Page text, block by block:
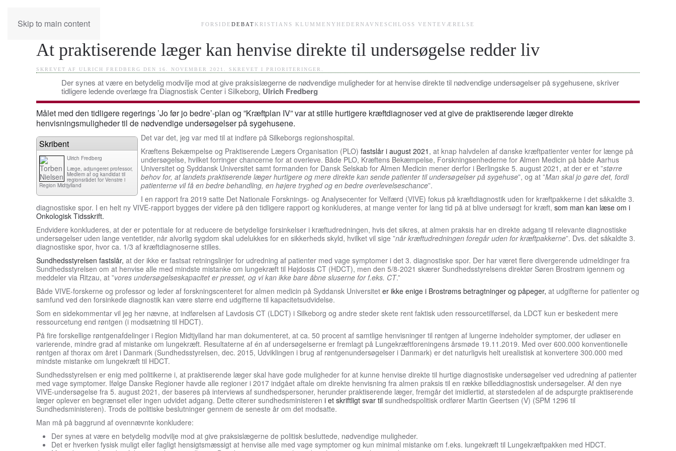
Skip to main content FORSIDE DEBAT KRISTIANS KLUMME NYHEDER NAVNE SCHLOSS VENTEVÆRELSE
At praktiserende læger kan henvise direkte til undersøgelse redder liv
SKREVET AF ULRICH FREDBERG DEN 16. NOVEMBER 2021 . SKREVET I PRIORITERINGER
Der synes at være en betydelig modvilje mod at give praksislægerne de nødvendige muligheder for at henvise direkte til nødvendige undersøgelser på sygehusene, skriver
tidligere ledende overlæge fra Diagnostisk Center i Silkeborg, Ulrich Fredberg
Målet med den tidligere regerings ’Jo før jo bedre’-plan og ”Kræftplan IV” var at stille hurtigere kræftdiagnoser ved at give de praktiserende læger direkte
henvisningsmuligheder til de nødvendige undersøgelser på sygehusene.
Skribent
Ulrich Fredberg
Læge, adjungeret professor,
Medlem af og kandidat til
regionsrådet for Venstre i
Region Midtjylland
Det var det, jeg var med til at indføre på Silkeborgs regionshospital.
Kræftens Bekæmpelse og Praktiserende Lægers Organisation (PLO) fastslår i august 2021 , at knap halvdelen af danske kræftpatienter venter for længe på
undersøgelse, hvilket forringer chancerne for at overleve. Både PLO, Kræftens Bekæmpelse, Forskningsenhederne for Almen Medicin på både Aarhus
Universitet og Syddansk Universitet samt formanden for Dansk Selskab for Almen Medicin mener derfor i Berlingske 5. august 2021, at der er et ”større
behov for, at landets praktiserende læger hurtigere og mere direkte kan sende patienter til undersøgelser på sygehuse”, og at ”Man skal jo gøre det, fordi
patienterne vil få en bedre behandling, en højere tryghed og en bedre overlevelseschance”.
I en rapport fra 2019 satte Det Nationale Forsknings- og Analysecenter for Velfærd (VIVE) fokus på kræftdiagnostik uden for kræftpakkerne i det såkaldte 3.
diagnostiske spor. I en helt ny VIVE-rapport bygges der videre på den tidligere rapport og konkluderes, at mange venter for lang tid på at blive undersøgt for kræft, som man kan læse om i
Onkologisk Tidsskrift.
Endvidere konkluderes, at der er potentiale for at reducere de betydelige forsinkelser i kræftudredningen, hvis det sikres, at almen praksis har en direkte adgang til relevante diagnostiske
undersøgelser uden lange ventetider, når alvorlig sygdom skal udelukkes for en sikkerheds skyld, hvilket vil sige ”når kræftudredningen foregår uden for kræftpakkerne”. Dvs. det såkaldte 3.
diagnostiske spor, hvor ca. 1/3 af kræftdiagnoserne stilles.
Sundhedsstyrelsen fastslår, at der ikke er fastsat retningslinjer for udredning af patienter med vage symptomer i det 3. diagnostiske spor. Der har været flere divergerende udmeldinger fra
Sundhedsstyrelsen om at henvise alle med mindste mistanke om lungekræft til Højdosis CT (HDCT), men den 5/8-2021 skærer Sundhedsstyrelsens direktør Søren Brostrøm igennem og
meddeler via Ritzau, at ”vores undersøgelseskapacitet er presset, og vi kan ikke bare åbne sluserne for f.eks. CT.”
Både VIVE-forskerne og professor og leder af forskningscenteret for almen medicin på Syddansk Universitet er ikke enige i Brostrøms betragtninger og påpeger, at udgifterne for patienter og
samfund ved den forsinkede diagnostik kan være større end udgifterne til kapacitetsudvidelse.
Som en sidekommentar vil jeg her nævne, at indførelsen af Lavdosis CT (LDCT) i Silkeborg og andre steder skete rent faktisk uden ressourcetilførsel, da LDCT kun er beskedent mere
ressourcetung end røntgen (i modsætning til HDCT).
På fire forskellige røntgenafdelinger i Region Midtjylland har man dokumenteret, at ca. 50 procent af samtlige henvisninger til røntgen af lungerne indeholder symptomer, der udløser en
varierende, mindre grad af mistanke om lungekræft. Resultaterne af én af undersøgelserne er fremlagt på Lungekræftforeningens årsmøde 19.11.2019. Med over 600.000 konventionelle
røntgen af thorax om året i Danmark (Sundhedsstyrelsen, dec. 2015, Udviklingen i brug af røntgenundersøgelser i Danmark) er det naturligvis helt urealistisk at konvertere 300.000 med
mindste mistanke om lungekræft til HDCT.
Sundhedsstyrelsen er enig med politikerne i, at praktiserende læger skal have gode muligheder for at kunne henvise direkte til hurtige diagnostiske undersøgelser ved udredning af patienter
med vage symptomer. Ifølge Danske Regioner havde alle regioner i 2017 indgået aftale om direkte henvisning fra almen praksis til en række billeddiagnostisk undersøgelser. Af den nye
VIVE-undersøgelse fra 5. august 2021, der baseres på interviews af sundhedspersoner, herunder praktiserende læger, fremgår det imidlertid, at størstedelen af de adspurgte praktiserende
læger oplever en begrænset eller ingen udvidet adgang. Dette citerer sundhedsministeren i et skriftligt svar til sundhedspolitisk ordfører Martin Geertsen (V) (SPM 1296 til
Sundhedsministeren). Trods de politiske beslutninger gennem de seneste år om det modsatte.
Man må på baggrund af ovennævnte konkludere:
Der synes at være en betydelig modvilje mod at give praksislægerne de politisk besluttede, nødvendige muligheder.
Det er hverken fysisk muligt eller fagligt hensigtsmæssigt at henvise alle med vage symptomer og kun minimal mistanke om f.eks. lungekræft til Lungekræftpakken med HDCT.